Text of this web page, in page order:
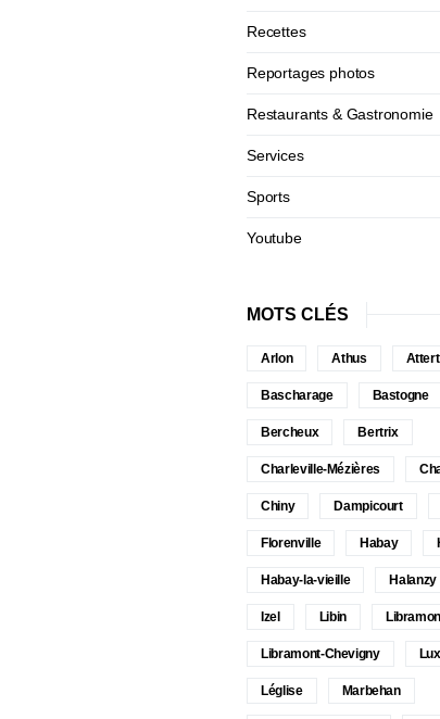
Recettes
Reportages photos
Restaurants & Gastronomie
Services
Sports
Youtube
MOTS CLÉS
Arlon Athus Attert
Bascharage Bastogne
Bercheux Bertrix
Charleville-Mézières
Chiny Dampicourt
Florenville Habay
Habay-la-vieille Halanzy
Izel Libin
Libramont-Chevigny
Léglise Marbehan